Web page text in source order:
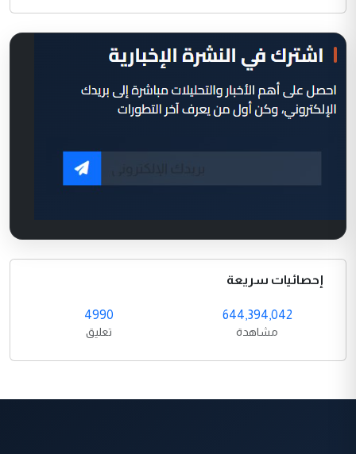
إحصائيات سريعة
644,394,042
مشاهدة
4990
تعليق